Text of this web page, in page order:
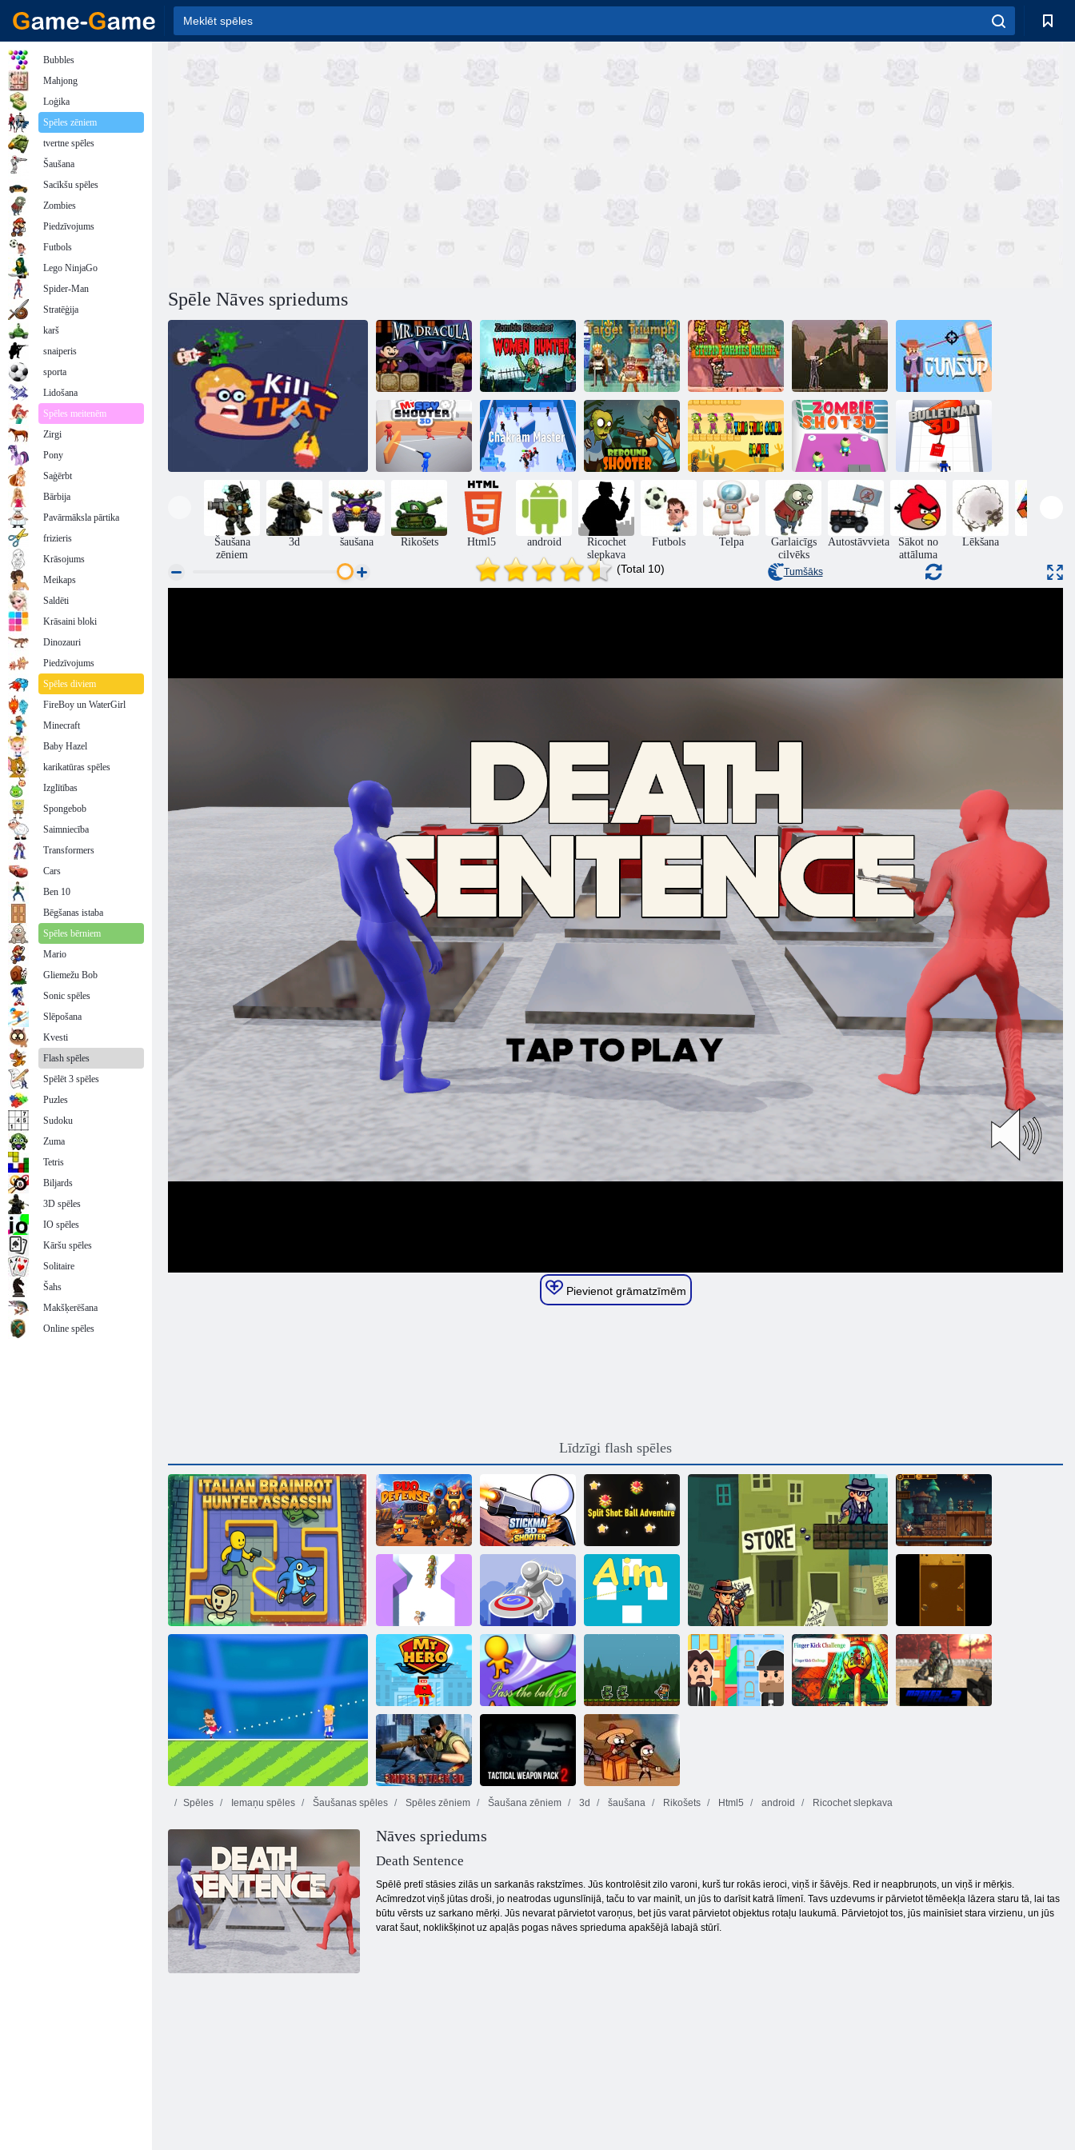
Spēle Nāves spriedums
Mr. Drakula
Zombie Ricochet
Women Hunter
Mērķa triumfs
Stulbie zombiji
tiešsaistē
Operators pret
Skibidi
briesmoni: jautra
cīņa
Pistoles
Spy Shooter 3d
kungs
Čakrama
meistars
Atsitiena šāvējs
Tung Tung
Sahur zombijs
Zombijs nošāva
3d
BulletMan 3D
Šaušana
zēniem
3d šaušana Rikošets Html5 android
Ricochet
slepkava
Futbols Telpa
Garlaicīgs
cilvēks
Autostāvvieta
Sākot no
attāluma
Lēkšana
(Total 10) Tumšāks
Pievienot grāmatzīmēm
Līdzīgi flash spēles
Itāļu Brainrot Hunter Assassin
Stickman3D
šāvēja
Sadalīts šāviens:
Bumbas
piedzīvojums
notriekšana
Ballerina
Cappuccina
Brainrot Shooter
MR DISC:
Slingshot Strike
Atsitiena zvaigzne
Mērķis Tempļa mērķi
Varoņa kungs
Iet garām
bumbiņai 3d
Bouncy Arrow
Snaipera
uzbrukums 3d
Spēles Iemaņu spēles Šaušanas spēles Spēles zēniem Šaušana zēniem 3d šaušana Rikošets Html5 android Ricochet slepkava
Nāves spriedums
Death Sentence
Spēlē pretī stāsies zilās un sarkanās rakstzīmes. Jūs kontrolēsit zilo varoni, kurš tur rokās ieroci, viņš ir šāvējs. Red ir neapbruņots, un viņš ir mērķis.
Acīmredzot viņš jūtas droši, jo neatrodas ugunslīnijā, taču to var mainīt, un jūs to darīsit katrā līmenī. Tavs uzdevums ir pārvietot tēmēekļa lāzera staru tā, lai tas
būtu vērsts uz sarkano mērķi. Jūs nevarat pārvietot varoņus, bet jūs varat pārvietot objektus rotaļu laukumā. Pārvietojot tos, jūs mainīsiet stara virzienu, un jūs
varat šaut, noklikšķinot uz apaļās pogas nāves sprieduma apakšējā labajā stūrī.
Bubbles
Mahjong
Loģika
Spēles zēniem
tvertne spēles
Šaušana
Sacīkšu spēles
Zombies
Piedzīvojums
Futbols
Lego NinjaGo
Spider-Man
Stratēģija
karš
snaiperis
sporta
Lidošana
Spēles meitenēm
Zirgi
Pony
Saģērbt
Bārbija
Pavārmāksla pārtika
frizieris
Krāsojums
Meikaps
Saldēti
Krāsaini bloki
Dinozauri
Piedzīvojums
Spēles diviem
FireBoy un WaterGirl
Minecraft
Baby Hazel
karikatūras spēles
Izglītības
Spongebob
Saimniecība
Transformers
Cars
Ben 10
Bēgšanas istaba
Spēles bērniem
Mario
Gliemežu Bob
Sonic spēles
Slēpošana
Kvesti
Flash spēles
Spēlēt 3 spēles
Puzles
Sudoku
Zuma
Tetris
Biljards
3D spēles
IO spēles
Kāršu spēles
Solitaire
Šahs
Makšķerēšana
Online spēles